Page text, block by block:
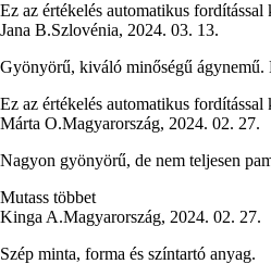
Ez az értékelés automatikus fordítással
Jana B.Szlovénia, 2024. 03. 13.
Gyönyörű, kiváló minőségű ágynemű.
Ez az értékelés automatikus fordítással
Márta O.Magyarország, 2024. 02. 27.
Nagyon gyönyörű, de nem teljesen
Mutass többet
Kinga A.Magyarország, 2024. 02. 27.
Szép minta, forma és színtartó anyag.